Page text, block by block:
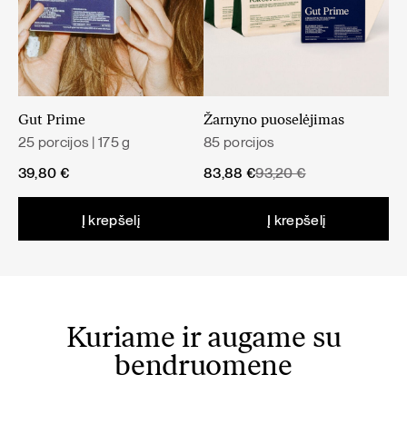
Tikrasis margainis padeda palaikyti normalią kepenų
funkciją ir normalų virškinimą.
Svarbi įvairi ir subalansuota mityba bei sveikas gyvenimo
Gut Prime
25 porcijos | 175 g
39,80 €
Į krepšelį
Žarnyno puoselėjimas
85 porcijos
93,20€
Original
83,88 €
Current
Į krepšelį
Kuriame ir augame su
bendruomene